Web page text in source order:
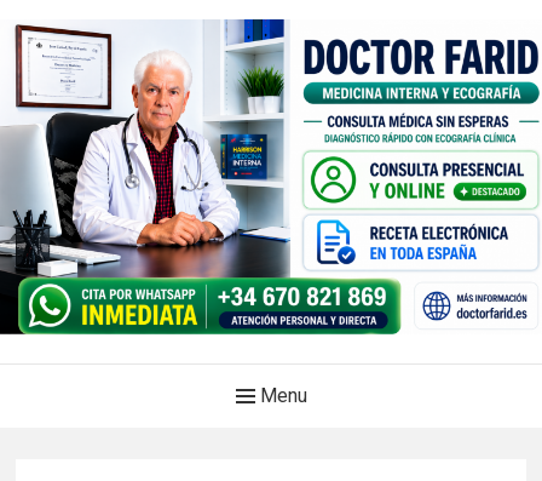
to
content
Doctor Farid |Médico
internista | Ecografía
Menu